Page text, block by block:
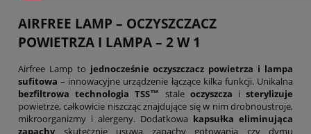
AIRFREE LAMP – OCZYSZCZACZ
POWIETRZA I LAMPA – 2 W 1
Airfree Lamp to jednocześnie oczyszczacz powietrza i lampa
sufitowa – innowacyjne urządzenie łączące kilka funkcji. Unikalna
bezfiltrowa technologia TSS™ stale oczyszcza isterylizuje
powietrze, całkowicie niszcząc znajdujące się w nim drobnoustroje,
mikroorganizmy i alergeny. Dodatkowa kapsułka eliminująca
zapachyskutecznie usuwa zapachy gotowania czy dymu